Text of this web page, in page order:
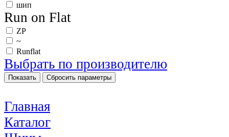
шип
Run on Flat
ZP
~
Runflat
Выбрать по производителю
Главная
Каталог